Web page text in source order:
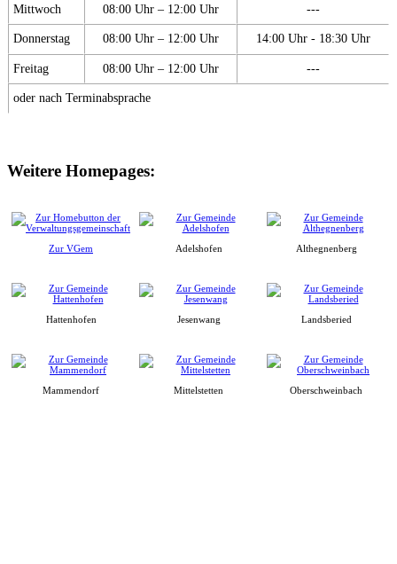
Mittwoch 08:00 Uhr – 12:00 Uhr ---
Donnerstag 08:00 Uhr – 12:00 Uhr 14:00 Uhr - 18:30 Uhr
Freitag 08:00 Uhr – 12:00 Uhr ---
oder nach Terminabsprache
Weitere Homepages:
Zur VGem Adelshofen Althegnenberg
Hattenhofen Jesenwang Landsberied
Mammendorf Mittelstetten Oberschweinbach